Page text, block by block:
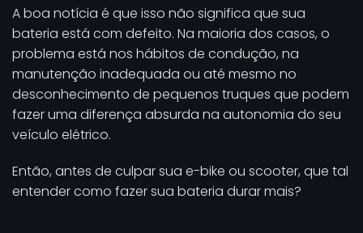
A boa notícia é que isso não significa que sua
bateria está com defeito. Na maioria dos casos, o
problema está nos hábitos de condução, na
manutenção inadequada ou até mesmo no
desconhecimento de pequenos truques que podem
fazer uma diferença absurda na autonomia do seu
veículo elétrico.
Então, antes de culpar sua e-bike ou scooter, que tal
entender como fazer sua bateria durar mais?